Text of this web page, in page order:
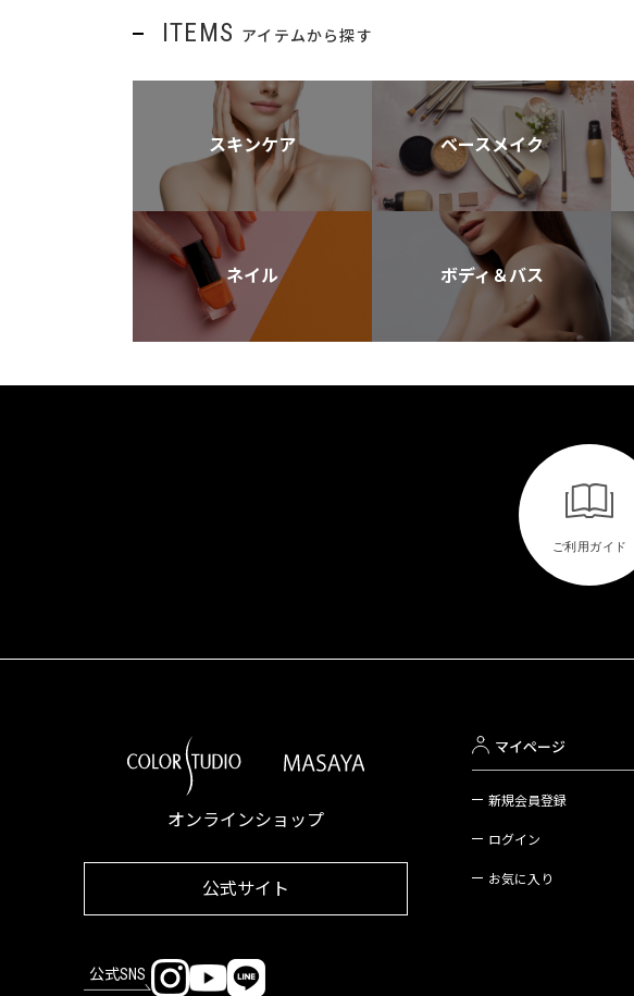
ITEMS アイテムから探す
スキンケア ベースメイク
ネイル ボディ＆バス
オンラインショップ
公式サイト
公式SNS
マイページ
新規会員登録
ログイン
お気に入り